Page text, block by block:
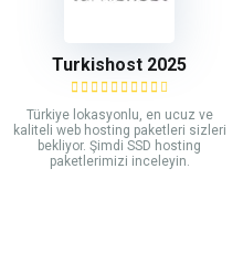
Turkishost 2025
Türkiye lokasyonlu, en ucuz ve
kaliteli web hosting paketleri sizleri
bekliyor. Şimdi SSD hosting
paketlerimizi inceleyin.